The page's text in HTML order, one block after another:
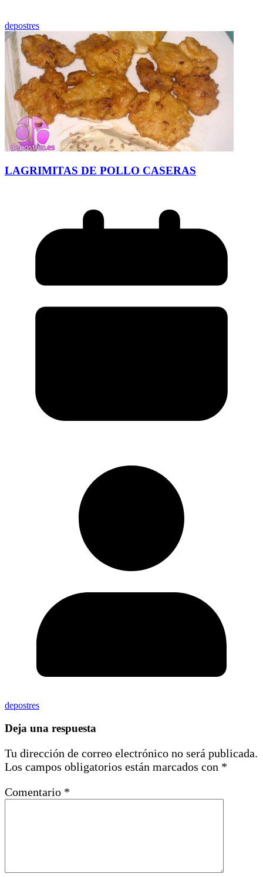
depostres
LAGRIMITAS DE POLLO CASERAS
depostres
Deja una respuesta
Tu dirección de correo electrónico no será publicada.
Los campos obligatorios están marcados con *
Comentario *